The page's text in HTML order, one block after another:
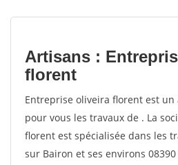
votes
Artisans :
florent
Entreprise oliveira florent est
pour vous les travaux de . La
florent est spécialisée dans les
sur Bairon et ses environs